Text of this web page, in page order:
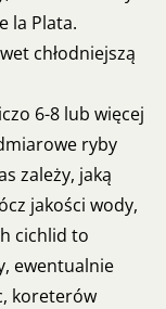
la Plata.
chłodniejszą
6-8 lub więcej
ryby
zależy, jaką
jakości wody,
cichlid to
ewentualnie
koreterów